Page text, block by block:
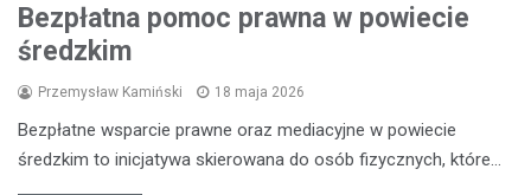
Bezpłatna pomoc prawna w powiecie
średzkim
Przemysław Kamiński 18 maja 2026
Bezpłatne wsparcie prawne oraz mediacyjne w powiecie
średzkim to inicjatywa skierowana do osób fizycznych, które…